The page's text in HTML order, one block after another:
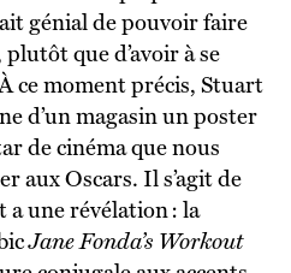
génial de pouvoir faire
que d’avoir à se
ce moment précis, Stuart
d’un magasin un poster
de cinéma que nous
aux Oscars. Il s’agit de
a une révélation : la
Jane Fonda’s Workout